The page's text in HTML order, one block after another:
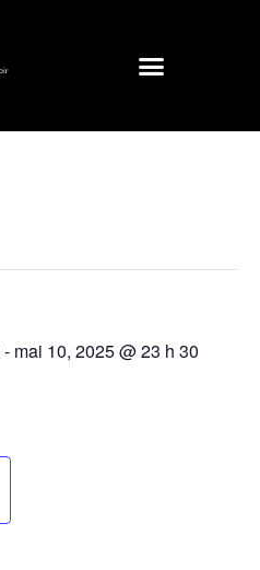
- mai 10, 2025 @ 23 h 30